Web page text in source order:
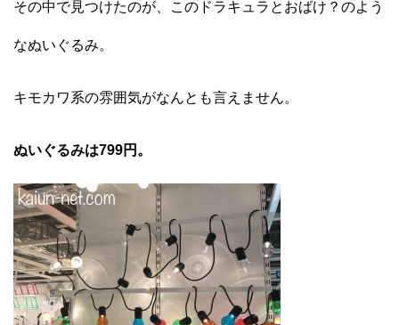
その中で見つけたのが、このドラキュラとおばけ？のよう
なぬいぐるみ。
キモカワ系の雰囲気がなんとも言えません。
ぬいぐるみは799円。